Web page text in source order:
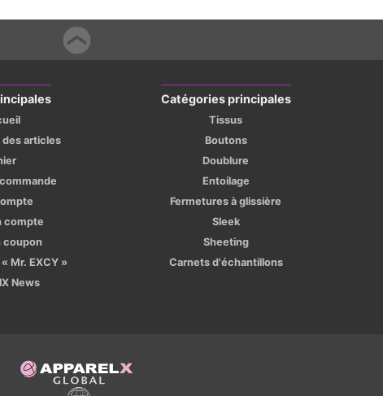
articles
compte
coupon
Mr. EXCY »
News
Catégories principales
Tissus
Boutons
Doublure
Entoilage
Fermetures à glissière
Sleek
Sheeting
Carnets d'échantillons